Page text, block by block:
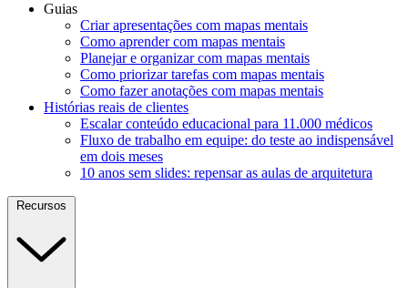
Guias
Criar apresentações com mapas mentais
Como aprender com mapas mentais
Planejar e organizar com mapas mentais
Como priorizar tarefas com mapas mentais
Como fazer anotações com mapas mentais
Histórias reais de clientes
Escalar conteúdo educacional para 11.000 médicos
Fluxo de trabalho em equipe: do teste ao indispensável
em dois meses
10 anos sem slides: repensar as aulas de arquitetura
Recursos